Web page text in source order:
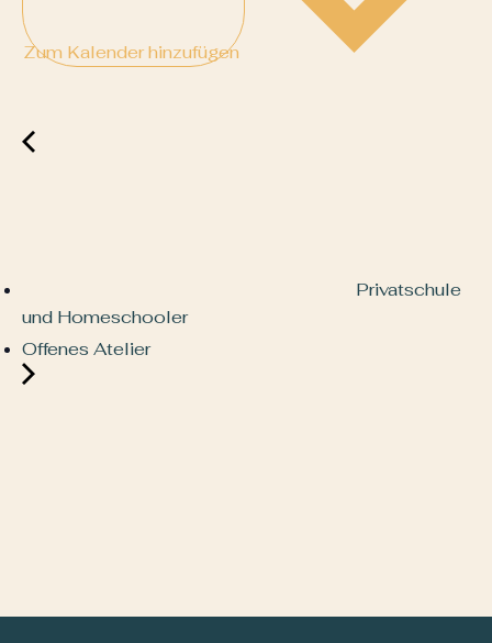
Zum Kalender hinzufügen
Privatschule
und Homeschooler
Offenes Atelier